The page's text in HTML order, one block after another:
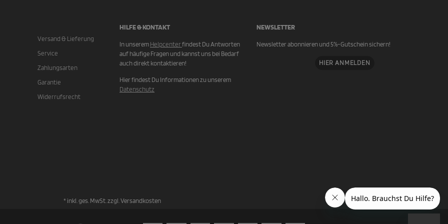
Versand & Lieferung
Service
Zahlungsarten
Garantie
Widerrufsrecht
HILFE & KONTAKT
In unserem Helpcenter findest Du Antworten
auf häufige Fragen und kannst uns bei Bedarf
auch direkt kontaktieren!
Hier findest Du Informationen zu unserem
Datenschutz
NEWSLETTER
Newsletter abonnieren und 5%-Gutschein sichern!
HIER ANMELDEN
* inkl. ges. MwSt. zzgl. Versandkosten